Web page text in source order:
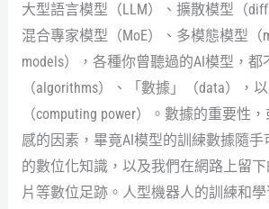
大型語言模型（LLM）、擴散模型（
混合專家模型（MoE）、多模態模型（
models），各種你曾聽過的AI模型，都
（algorithms）、「數據」（data），以
（computing power）。數據的重要性
感的因素，畢竟AI模型的訓練數據隨手
的數位化知識，以及我們在網路上留
片等數位足跡。人型機器人的訓練和